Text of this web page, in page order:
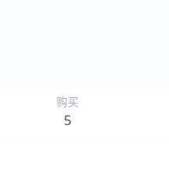
购买
5